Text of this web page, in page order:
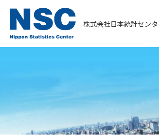
株式会社日本統計セン